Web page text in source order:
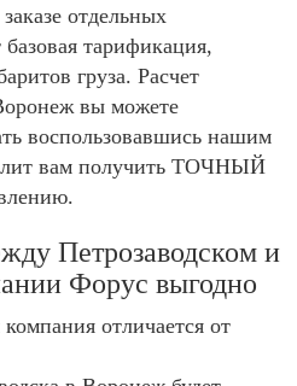
отдельных
тарификация,
груза. Расчет
вы можете
воспользовавшись нашим
вам получить ТОЧНЫЙ
Петрозаводском и
Форус выгодно
отличается от